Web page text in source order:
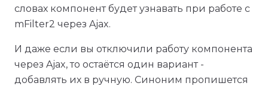
словах компонент будет узнавать при работе с
mFilter2 через Ajax.
И даже если вы отключили работу компонента
через Ajax, то остаётся один вариант -
добавлять их в ручную. Синоним пропишется